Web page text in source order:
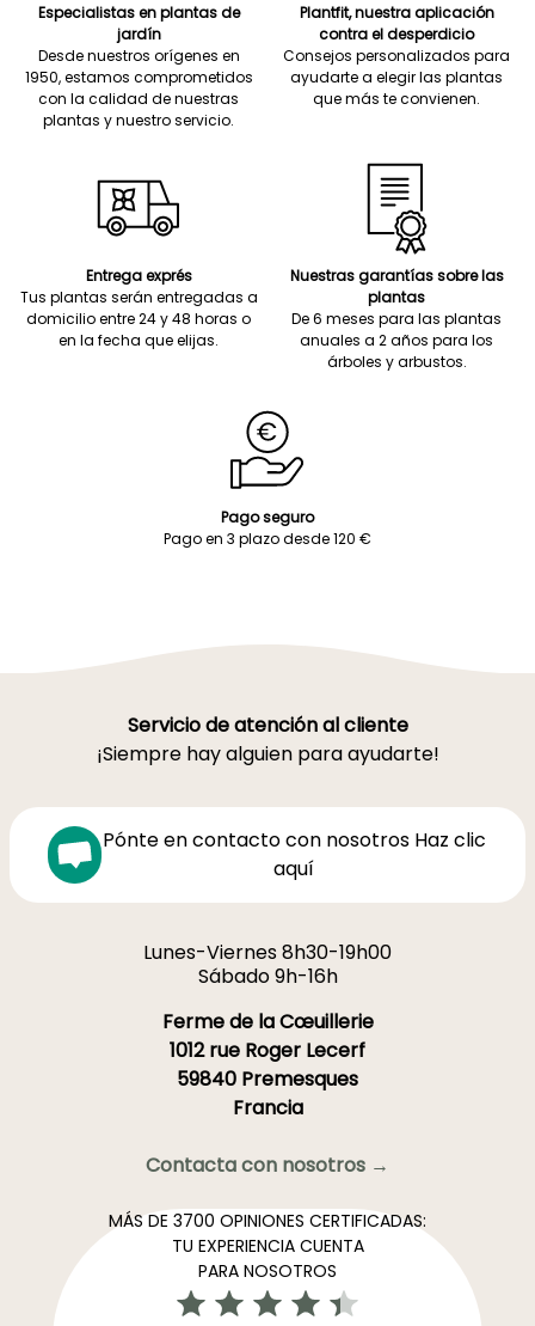
Especialistas en plantas de
jardín
Desde nuestros orígenes en
1950, estamos comprometidos
con la calidad de nuestras
plantas y nuestro servicio.
Plantfit, nuestra aplicación
contra el desperdicio
Consejos personalizados para
ayudarte a elegir las plantas
que más te convienen.
Entrega exprés
Tus plantas serán entregadas a
domicilio entre 24 y 48 horas o
en la fecha que elijas.
Nuestras garantías sobre las
plantas
De 6 meses para las plantas
anuales a 2 años para los
árboles y arbustos.
Pago seguro
Pago en 3 plazo desde 120 €
Servicio de atención al cliente
¡Siempre hay alguien para ayudarte!
Pónte en contacto con nosotros Haz clic
aquí
Lunes-Viernes 8h30-19h00
Sábado 9h-16h
Ferme de la Cœuillerie
1012 rue Roger Lecerf
59840 Premesques
Francia
Contacta con nosotros →
MÁS DE 3700 OPINIONES CERTIFICADAS:
TU EXPERIENCIA CUENTA
PARA NOSOTROS